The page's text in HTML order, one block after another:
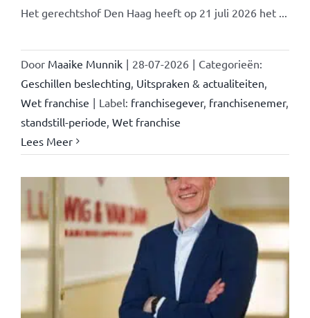
Het gerechtshof Den Haag heeft op 21 juli 2026 het ...
Door Maaike Munnik | 28-07-2026 | Categorieën:
Geschillen beslechting Uitspraken & actualiteiten
Wet franchise | Label: franchisegever, franchisenemer,
standstill-periode Wet franchise
Lees Meer